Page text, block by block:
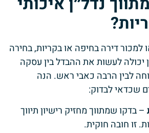
דירה בחיפה או בקריות, בחירה
יכולה לעשות את ההבדל בין עסקה
לבין הרבה כאבי ראש. הנה
שכדאי לבדוק:
– בדקו שמתווך מחזיק רישיון תיווך
זו חובה חוקית.